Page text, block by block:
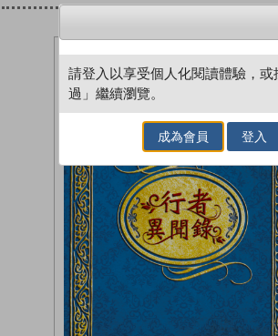
請登入以享受個人化閱讀體驗，或
過」繼續瀏覽。
成為會員 登入